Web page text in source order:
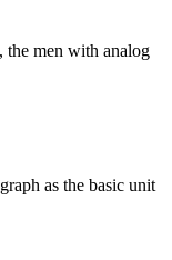
the men with analog
as the basic unit